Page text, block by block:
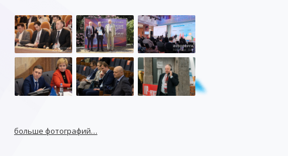
больше фотографий…